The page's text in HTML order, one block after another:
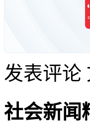
发表评论
社会新闻